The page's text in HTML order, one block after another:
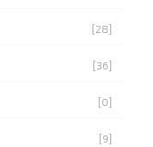
[28]
[36]
[0]
[9]